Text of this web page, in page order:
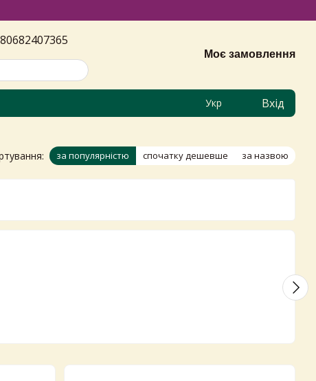
Моє замовлення
Укр Вхід
за популярністю спочатку дешевше за назвою